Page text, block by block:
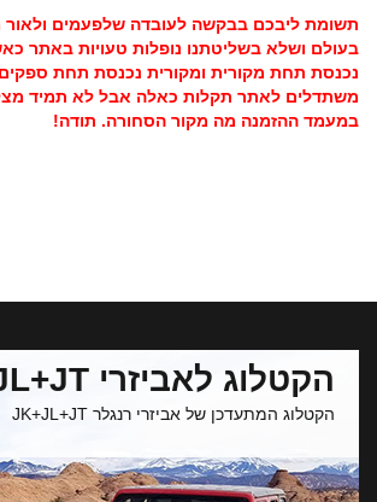
תשומת ליבכם בבקשה לעובדה שלפעמים
בעולם ושלא בשליטתנו נופלות טעויות באתר
נכנסת תחת מקורית ומקורית נכנסת תחת ספקים
משתדלים לאתר תקלות כאלה אבל לא תמיד
במעמד ההזמנה מה מקור הסחורה. תודה!
הקטלוג לאביזרי JK+JL+JT
הקטלוג המתעדכן של אביזרי רנגלר JK+JL+JT